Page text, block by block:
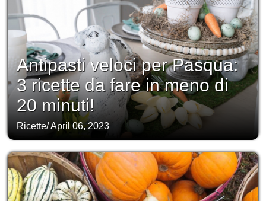
Antipasti veloci per Pasqua:
3 ricette da fare in meno di
20 minuti!
Ricette/April 06, 2023